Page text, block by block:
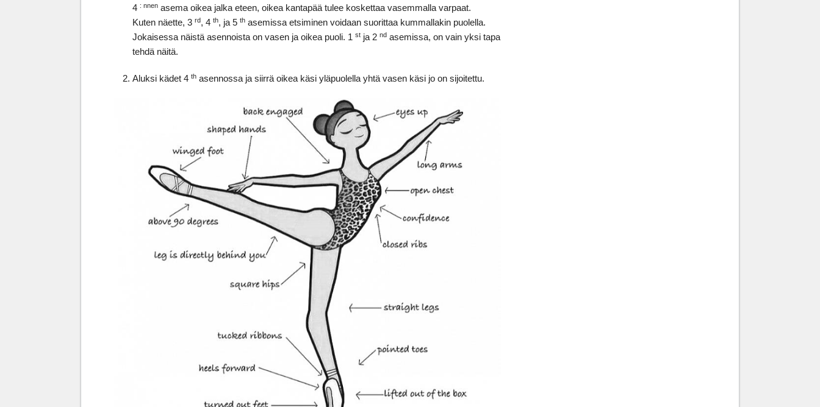
4 : nnen asema oikea jalka eteen, oikea kantapää tulee koskettaa vasemmalla varpaat.
Kuten näette, 3 rd, 4 th, ja 5 th asemissa etsiminen voidaan suorittaa kummallakin puolella.
Jokaisessa näistä asennoista on vasen ja oikea puoli. 1 st ja 2 nd asemissa, on vain yksi tapa
tehdä näitä.
Aluksi kädet 4 th asennossa ja siirrä oikea käsi yläpuolella yhtä vasen käsi jo on sijoitettu.